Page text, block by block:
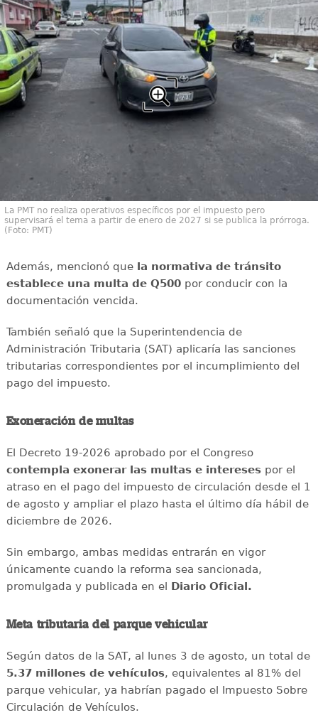
La PMT no realiza operativos específicos por el impuesto pero
supervisará el tema a partir de enero de 2027 si se publica la prórroga.
(Foto: PMT)
Además, mencionó que la normativa de tránsito
establece una multa de Q500por conducir con la
documentación vencida.
También señaló que la Superintendencia de
Administración Tributaria (SAT) aplicaría las sanciones
tributarias correspondientes por el incumplimiento del
pago del impuesto.
Exoneración de multas
El Decreto 19-2026 aprobado por el Congreso
contempla exonerar las multas e interesespor el
atraso en el pago del impuesto de circulación desde el 1
de agosto y ampliar el plazo hasta el último día hábil de
diciembre de 2026.
Sin embargo, ambas medidas entrarán en vigor
únicamente cuando la reforma sea sancionada,
promulgada y publicada en el
Diario Oficial.
Meta tributaria del parque vehicular
Según datos de la SAT, al lunes 3 de agosto, un total de
5.37 millones de vehículos, equivalentes al 81% del
parque vehicular, ya habrían pagado el Impuesto Sobre
Circulación de Vehículos.